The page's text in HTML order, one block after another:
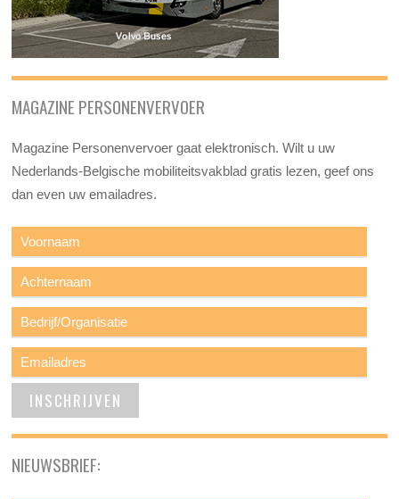
MAGAZINE PERSONENVERVOER
Magazine Personenvervoer gaat elektronisch. Wilt u uw
Nederlands-Belgische mobiliteitsvakblad gratis lezen, geef ons
dan even uw emailadres.
NIEUWSBRIEF: